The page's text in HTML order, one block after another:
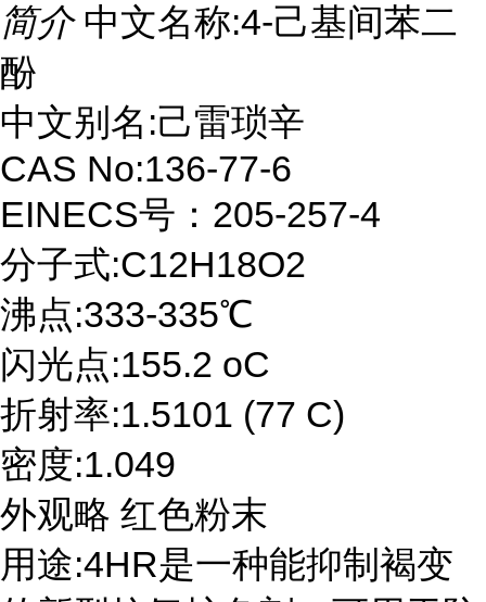
简介 中文名称:4-己基间苯二
酚
中文别名:己雷琐辛
CAS No:136-77-6
EINECS号：205-257-4
分子式:C12H18O2
沸点:333-335℃
闪光点:155.2 oC
折射率:1.5101 (77 C)
密度:1.049
外观略 红色粉末
用途:4HR是一种能抑制褐变